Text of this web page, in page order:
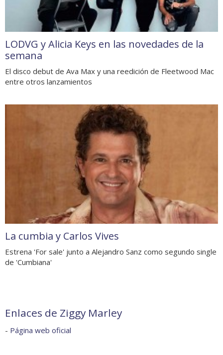
LODVG y Alicia Keys en las novedades de la
semana
El disco debut de Ava Max y una reedición de Fleetwood Mac
entre otros lanzamientos
La cumbia y Carlos Vives
Estrena 'For sale' junto a Alejandro Sanz como segundo single
de 'Cumbiana'
Enlaces de Ziggy Marley
- Página web oficial